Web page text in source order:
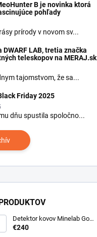
B je novinka ktorá
pohľady
prírody v novom sv...
DWARF LAB, tretia značka
teleskopov na MERAJ.sk
tajomstvom, že sa...
Friday 2025
dňu spustila spoločno...
Detektor kovov Minelab Go
Find 66
€240